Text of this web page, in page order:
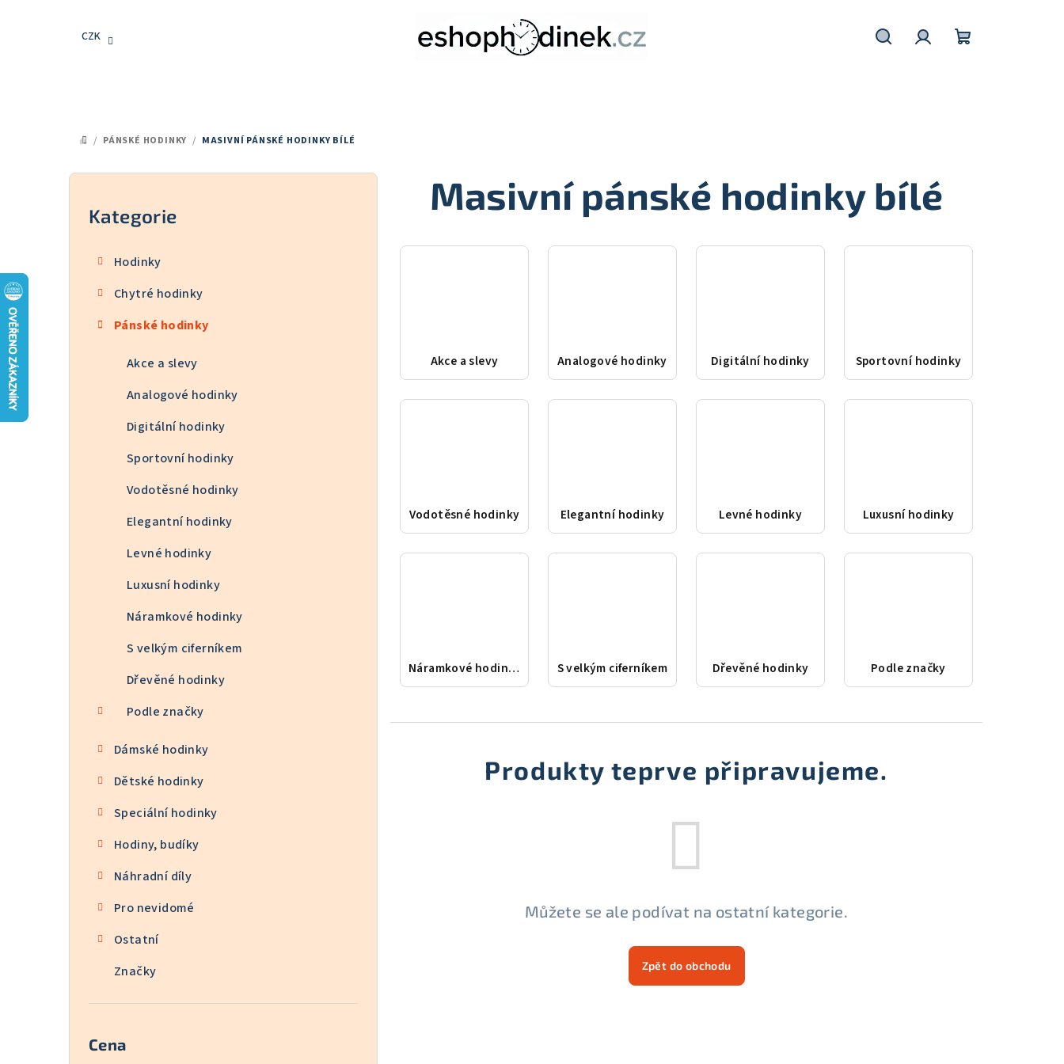
CZK
DOMŮ
/ PÁNSKÉ HODINKY / MASIVNÍ PÁNSKÉ HODINKY BÍLÉ
P
Přeskočit
kategorie
Kategorie
Hodinky
Chytré hodinky
Pánské hodinky
Akce a slevy
Analogové hodinky
Digitální hodinky
Sportovní hodinky
Vodotěsné hodinky
Elegantní hodinky
Levné hodinky
Luxusní hodinky
Náramkové hodinky
S velkým ciferníkem
Dřevěné hodinky
Podle značky
Dámské hodinky
Dětské hodinky
Speciální hodinky
Hodiny, budíky
Náhradní díly
Pro nevidomé
Ostatní
Značky
Cena
Masivní pánské hodinky bílé
Akce a slevy Analogové hodinky Digitální hodinky Sportovní hodinky
Vodotěsné hodinky Elegantní hodinky Levné hodinky Luxusní hodinky
Náramkové hodinky S velkým ciferníkem Dřevěné hodinky Podle značky
Produkty teprve připravujeme.
Můžete se ale podívat na ostatní kategorie.
Zpět do obchodu